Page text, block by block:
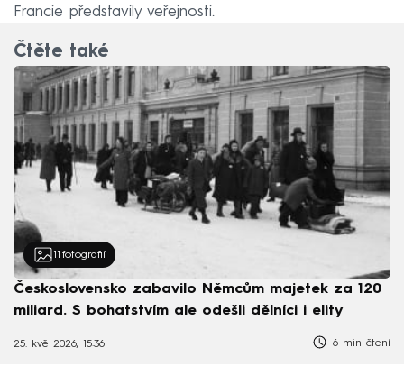
Francie představily veřejnosti.
Čtěte také
11 fotografií
Československo zabavilo Němcům majetek za 120
miliard. S bohatstvím ale odešli dělníci i elity
25. kvě 2026, 15:36 6 min čtení